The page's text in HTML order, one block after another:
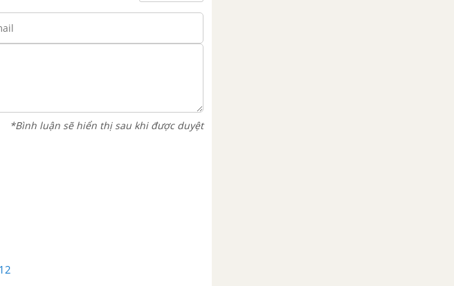
*Bình luận sẽ hiển thị sau khi được duyệt